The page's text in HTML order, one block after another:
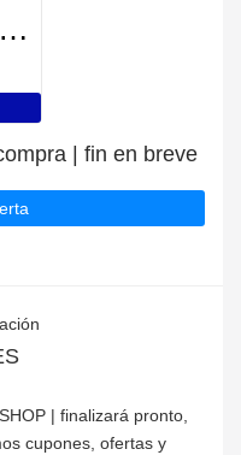
| fin en breve
| finalizará pronto,
cupones, ofertas y